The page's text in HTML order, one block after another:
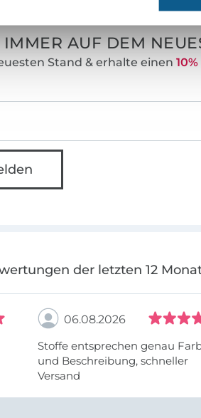
AUF DEM
Stand & erhalte einen
der letzten 12
06.08.2026
Stoffe entsprechen genau
und Beschreibung, schneller
Versand